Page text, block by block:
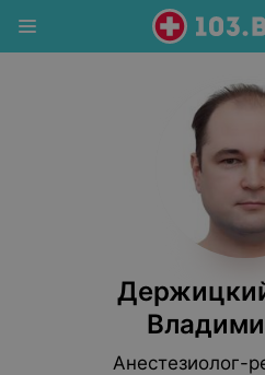
Анестезиолог-